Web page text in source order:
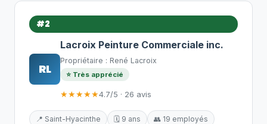
#2
RL
Lacroix Peinture Commerciale inc.
Propriétaire : René Lacroix
⭐ Très apprécié
★★★★★4.7/5 · 26 avis
📍 Saint-Hyacinthe 🗓️ 9 ans
👥 19 employés